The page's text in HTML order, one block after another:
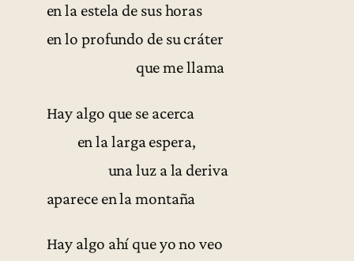
en la estela de sus horas
en lo profundo de su cráter
que me llama
Hay algo que se acerca
en la larga espera,
una luz a la deriva
aparece en la montaña
Hay algo ahí que yo no veo